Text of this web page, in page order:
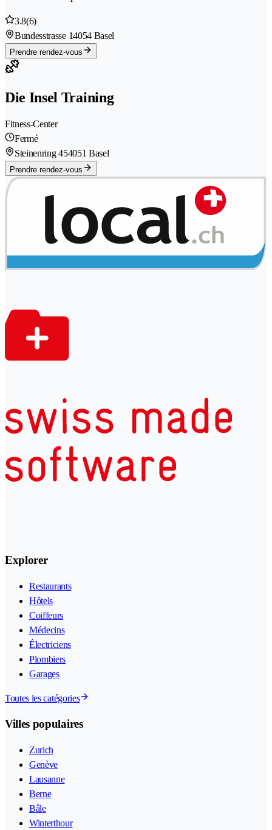
3.8(6)
Bundesstrasse 14054 Basel
Prendre rendez-vous
Die Insel Training
Fitness-Center
Fermé
Steinenring 454051 Basel
Prendre rendez-vous
Explorer
Restaurants
Hôtels
Coiffeurs
Médecins
Électriciens
Plombiers
Garages
Toutes les catégories
Villes populaires
Zurich
Genève
Lausanne
Berne
Bâle
Winterthour